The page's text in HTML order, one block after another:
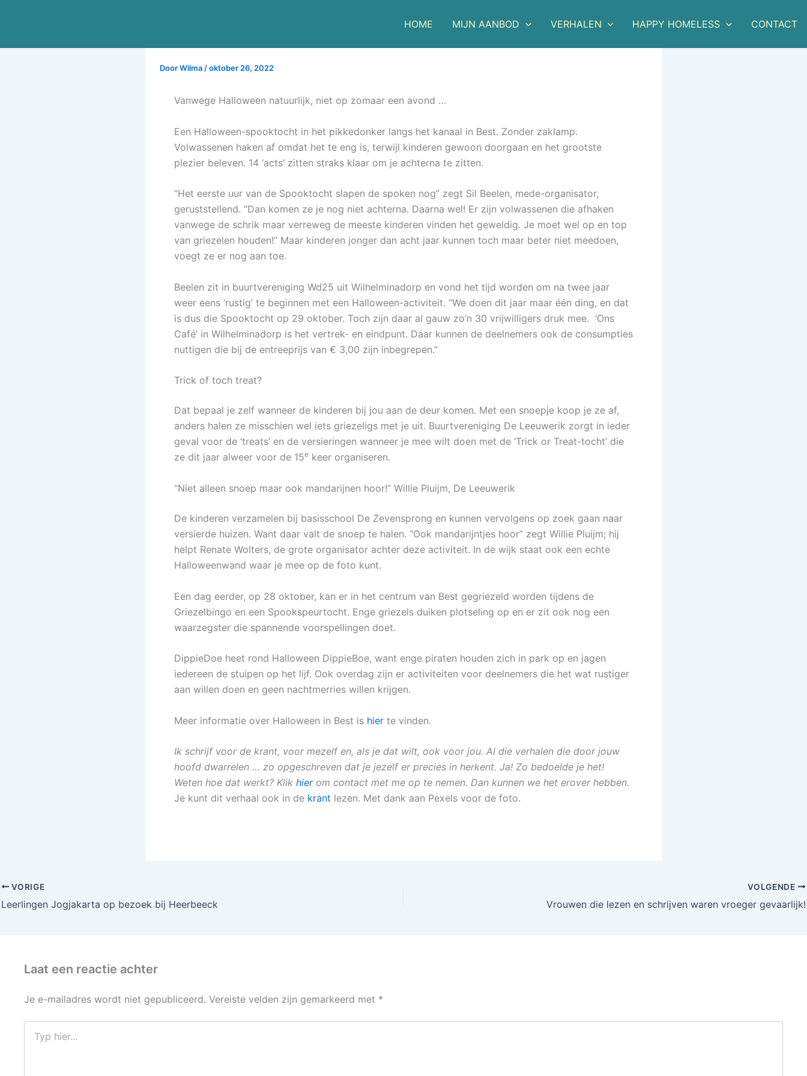
HOME MIJN AANBOD VERHALEN HAPPY HOMELESS CONTACT
DoorWilma /oktober 26, 2022
Vanwege Halloween natuurlijk, niet op zomaar een avond …
Een Halloween-spooktocht in het pikkedonker langs het kanaal in Best. Zonder zaklamp.
Volwassenen haken af omdat het te eng is, terwijl kinderen gewoon doorgaan en het grootste
plezier beleven. 14 ‘acts’ zitten straks klaar om je achterna te zitten.
“Het eerste uur van de Spooktocht slapen de spoken nog” zegt Sil Beelen, mede-organisator,
geruststellend. “Dan komen ze je nog niet achterna. Daarna wel! Er zijn volwassenen die afhaken
vanwege de schrik maar verreweg de meeste kinderen vinden het geweldig. Je moet wel op en top
van griezelen houden!” Maar kinderen jonger dan acht jaar kunnen toch maar beter niet meedoen,
voegt ze er nog aan toe.
Beelen zit in buurtvereniging Wd25 uit Wilhelminadorp en vond het tijd worden om na twee jaar
weer eens ‘rustig’ te beginnen met een Halloween-activiteit. “We doen dit jaar maar één ding, en dat
is dus die Spooktocht op 29 oktober. Toch zijn daar al gauw zo’n 30 vrijwilligers druk mee. ‘Ons
Café’ in Wilhelminadorp is het vertrek- en eindpunt. Daar kunnen de deelnemers ook de consumpties
nuttigen die bij de entreeprijs van € 3,00 zijn inbegrepen.”
Trick of toch treat?
Dat bepaal je zelf wanneer de kinderen bij jou aan de deur komen. Met een snoepje koop je ze af,
anders halen ze misschien wel iets griezeligs met je uit. Buurtvereniging De Leeuwerik zorgt in ieder
geval voor de ‘treats’ en de versieringen wanneer je mee wilt doen met de ‘Trick or Treat-tocht’ die
ze dit jaar alweer voor de 15e keer organiseren.
“Niet alleen snoep maar ook mandarijnen hoor!” Willie Pluijm, De Leeuwerik
De kinderen verzamelen bij basisschool De Zevensprong en kunnen vervolgens op zoek gaan naar
versierde huizen. Want daar valt de snoep te halen. “Ook mandarijntjes hoor” zegt Willie Pluijm; hij
helpt Renate Wolters, de grote organisator achter deze activiteit. In de wijk staat ook een echte
Halloweenwand waar je mee op de foto kunt.
Een dag eerder, op 28 oktober, kan er in het centrum van Best gegriezeld worden tijdens de
Griezelbingo en een Spookspeurtocht. Enge griezels duiken plotseling op en er zit ook nog een
waarzegster die spannende voorspellingen doet.
DippieDoe heet rond Halloween DippieBoe, want enge piraten houden zich in park op en jagen
iedereen de stuipen op het lijf. Ook overdag zijn er activiteiten voor deelnemers die het wat rustiger
aan willen doen en geen nachtmerries willen krijgen.
Meer informatie over Halloween in Best is hier te vinden.
Ik schrijf voor de krant, voor mezelf en, als je dat wilt, ook voor jou. Al die verhalen die door jouw
hoofd dwarrelen … zo opgeschreven dat je jezelf er precies in herkent. Ja! Zo bedoelde je het!
Weten hoe dat werkt? Klik hierom contact met me op te nemen. Dan kunnen we het erover hebben.
Je kunt dit verhaal ook in de krant lezen. Met dank aan Pexels voor de foto.
VORIGE
Leerlingen Jogjakarta op bezoek bij Heerbeeck
VOLGENDE
Vrouwen die lezen en schrijven waren vroeger gevaarlijk!
Laat een reactie achter
Je e-mailadres wordt niet gepubliceerd. Vereiste velden zijn gemarkeerd met *
hier...